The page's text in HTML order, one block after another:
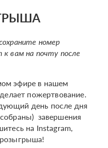
номер
вам на почту после
эфире в нашем
пожертвование.
день после дня
завершения
на Instagram,